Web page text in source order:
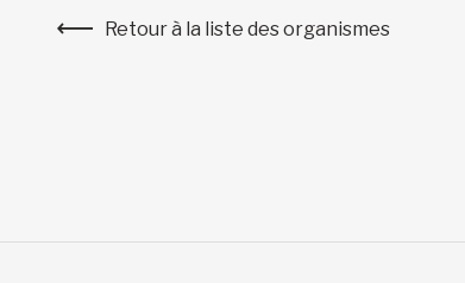
Retour à la liste des organismes